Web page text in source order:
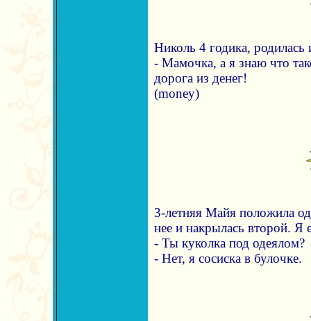
Николь 4 годика,
- Мамочка, а я знаю что
дорога из денег!
(money)
3-летняя Майя положила
нее и накрылась второй. Я
- Ты куколка под одеялом?
- Нет, я сосиска в булочке.